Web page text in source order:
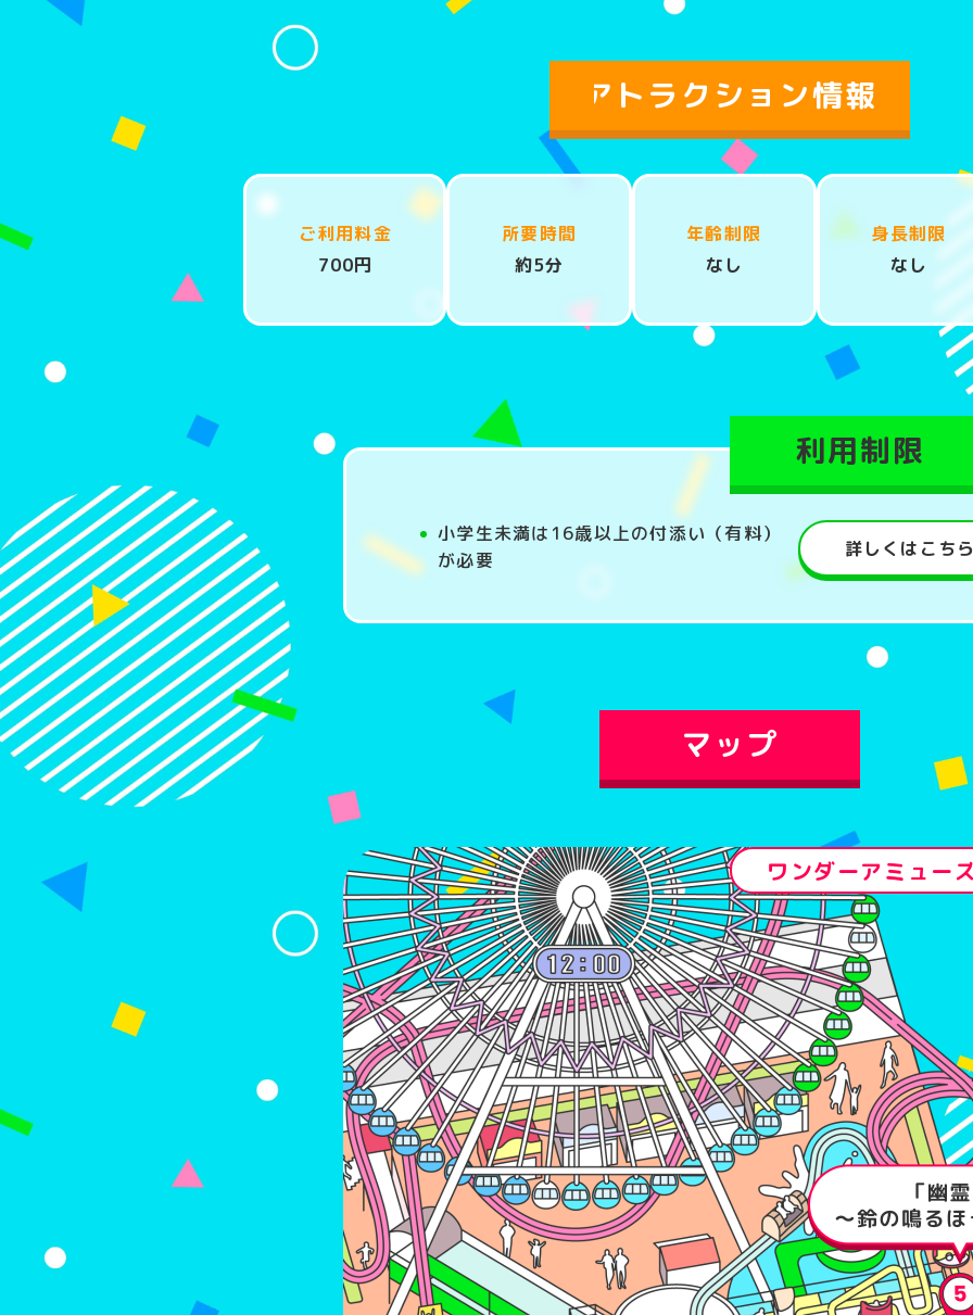
アトラクション情報
ご利用料金
700円
所要時間
約5分
年齢制限
なし
身長制限
なし
利用制限
小学生未満は16歳以上の付添い（有料）
が必要
詳しくはこち
マップ
ワンダーアミュー